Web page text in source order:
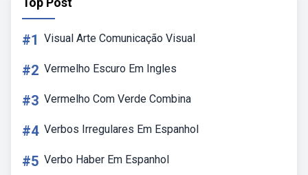
#1 Visual Arte Comunicação Visual
#2 Vermelho Escuro Em Ingles
#3 Vermelho Com Verde Combina
#4 Verbos Irregulares Em Espanhol
#5 Verbo Haber Em Espanhol